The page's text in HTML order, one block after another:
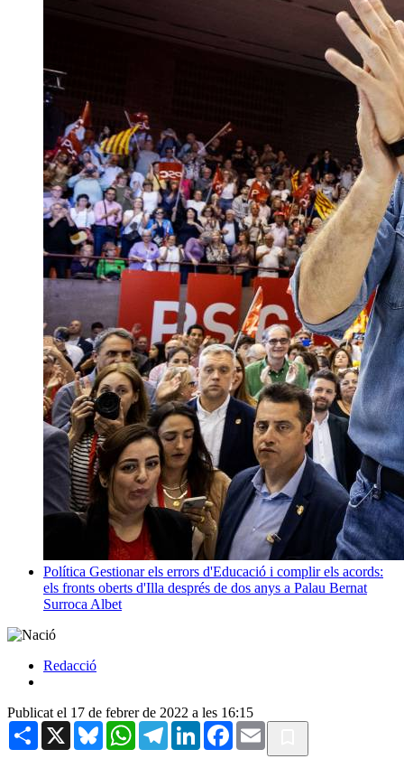
Política Gestionar els errors d'Educació i complir els acords:
els fronts oberts d'Illa després de dos anys a Palau Bernat
Surroca Albet
Redacció
Publicat el 17 de febrer de 2022 a les 16:15
Share X BlueskyWhatsAppTelegramLinkedInFacebook
Email